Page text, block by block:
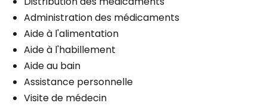
Administration des médicaments
Aide à l'alimentation
Aide à l'habillement
Aide au bain
Assistance personnelle
Visite de médecin